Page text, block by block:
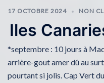
17 OCTOBRE 2024 NON
Iles
*septembre : 10 jours à
arrière-gout amer dû au
pourtant si jolis. Cap Vert